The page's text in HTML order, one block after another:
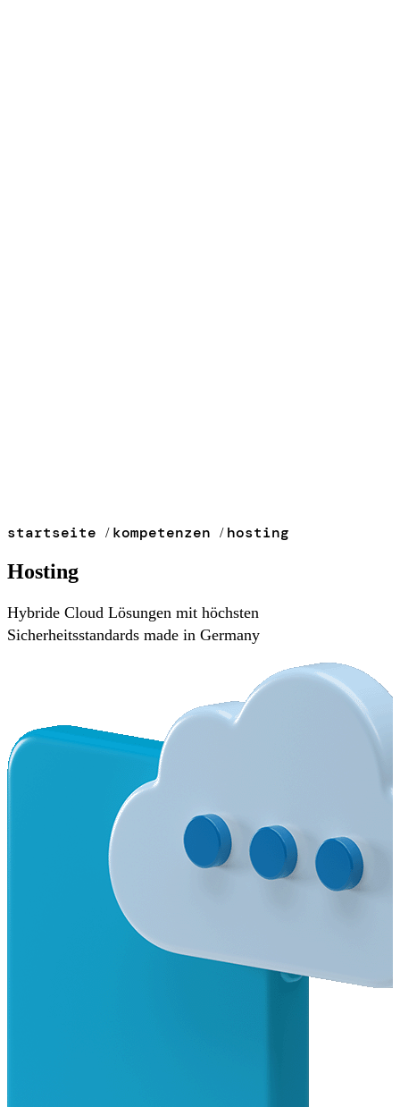
startseite / kompetenzen / hosting
Hosting
Hybride Cloud Lösungen mit höchsten
Sicherheitsstandards made in Germany